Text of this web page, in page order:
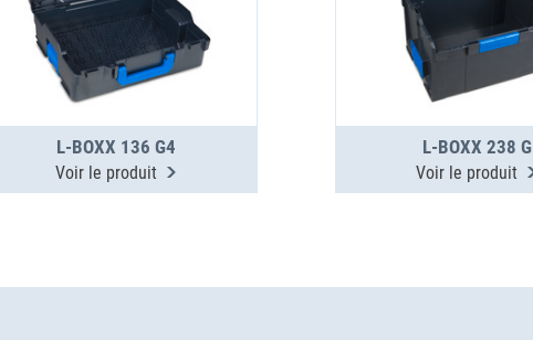
L-BOXX 136 G4
Voir le produit
L-BOXX 238 G
Voir le produit